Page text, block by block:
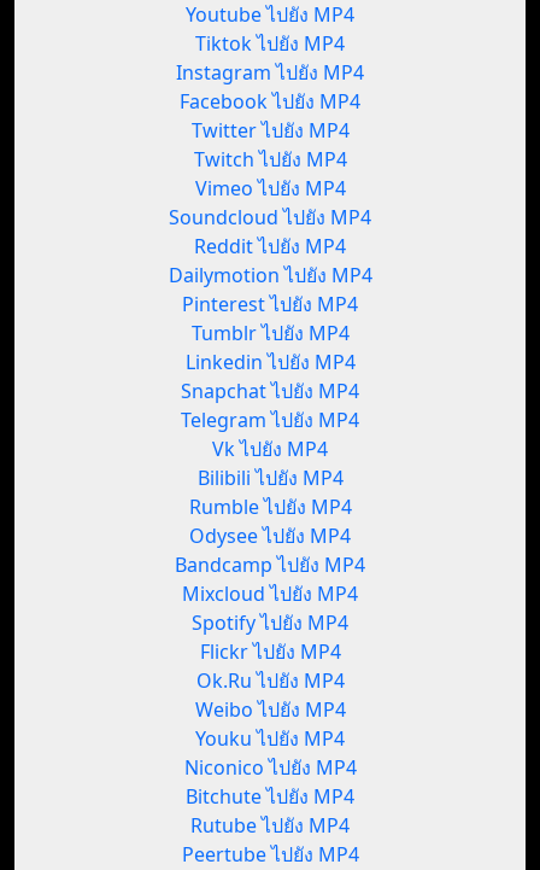
Youtube ไปยัง MP4
Tiktok ไปยัง MP4
Instagram ไปยัง MP4
Facebook ไปยัง MP4
Twitter ไปยัง MP4
Twitch ไปยัง MP4
Vimeo ไปยัง MP4
Soundcloud ไปยัง MP4
Reddit ไปยัง MP4
Dailymotion ไปยัง MP4
Pinterest ไปยัง MP4
Tumblr ไปยัง MP4
Linkedin ไปยัง MP4
Snapchat ไปยัง MP4
Telegram ไปยัง MP4
Vk ไปยัง MP4
Bilibili ไปยัง MP4
Rumble ไปยัง MP4
Odysee ไปยัง MP4
Bandcamp ไปยัง MP4
Mixcloud ไปยัง MP4
Spotify ไปยัง MP4
Flickr ไปยัง MP4
Ok.Ru ไปยัง MP4
Weibo ไปยัง MP4
Youku ไปยัง MP4
Niconico ไปยัง MP4
Bitchute ไปยัง MP4
Rutube ไปยัง MP4
Peertube ไปยัง MP4